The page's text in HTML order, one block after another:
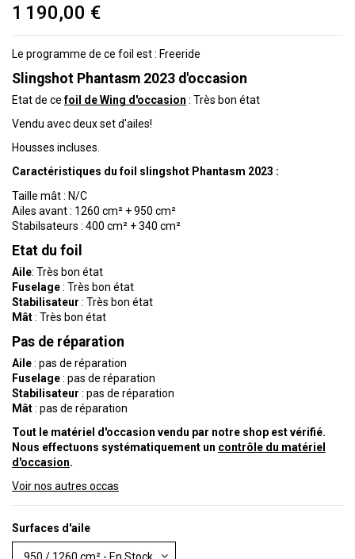
1 190,00 €
Le programme de ce foil est : Freeride
Slingshot Phantasm 2023 d'occasion
Etat de cefoil de Wing d'occasion : Très bon état
Vendu avec deux set d'ailes!
Housses incluses.
Caractéristiques du foil slingshot Phantasm 2023 :
Taille mât : N/C
Ailes avant : 1260 cm² + 950 cm²
Stabilsateurs : 400 cm² + 340 cm²
Etat du foil
Aile: Très bon état
Fuselage: Très bon état
Stabilisateur : Très bon état
Mât: Très bon état
Pas de réparation
Aile: pas de réparation
Fuselage: pas de réparation
Stabilisateur : pas de réparation
Mât: pas de réparation
Tout le matériel d'occasion vendu par notre shop est vérifié.
Nous effectuons systématiquement un contrôle du matériel
d'occasion.
Voir nos autres occas
Surfaces d'aile